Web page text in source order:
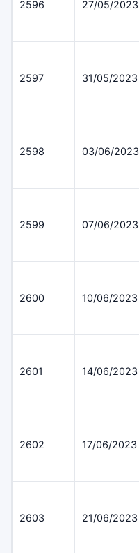
2596 27/05/2023
2597 31/05/2023
2598 03/06/2023
2599 07/06/2023
2600 10/06/2023
2601 14/06/2023
2602 17/06/2023
2603 21/06/2023